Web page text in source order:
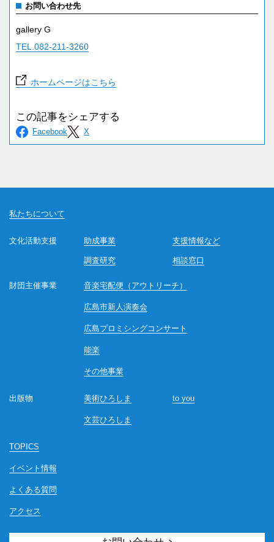
お問い合わせ先
gallery G
TEL.082-211-3260
ホームページはこちら
私たちについて
文化活動支援 助成事業
調査研究 相談窓口
支援情報など
財団主催事業 音楽宅配便（アウトリーチ）
広島市新人演奏会
広島プロミシングコンサート
能楽
その他事業
出版物 美術ひろしま
文芸ひろしま
to you
TOPICS
イベント情報
よくある質問
アクセス